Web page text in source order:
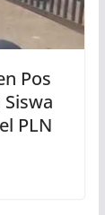
Pos
PLN